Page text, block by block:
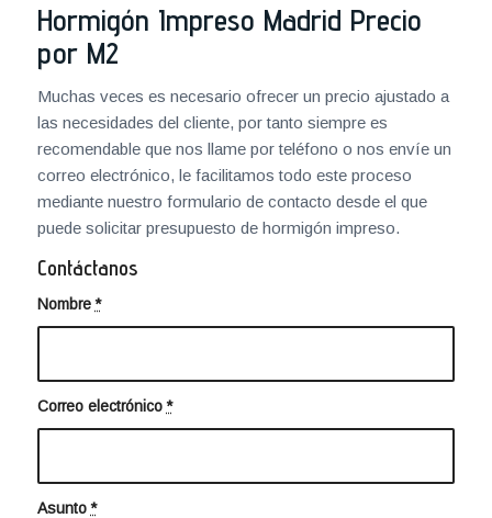
Hormigón Impreso Madrid Precio
por M2
Muchas veces es necesario ofrecer un precio ajustado a
las necesidades del cliente, por tanto siempre es
recomendable que nos llame por teléfono o nos envíe un
correo electrónico, le facilitamos todo este proceso
mediante nuestro formulario de contacto desde el que
puede solicitar presupuesto de hormigón impreso.
Contáctanos
Nombre*
Correo electrónico*
Asunto*